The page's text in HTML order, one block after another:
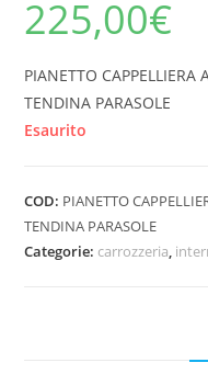
225,00€
PIANETTO
TENDINA PARASOLE
Esaurito
COD: PIANETTO
TENDINA PARASOLE
Categorie: carrozzeria,